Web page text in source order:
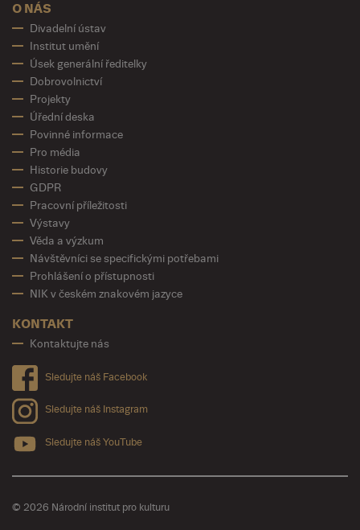
O NÁS
Divadelní ústav
Institut umění
Úsek generální ředitelky
Dobrovolnictví
Projekty
Úřední deska
Povinné informace
Pro média
Historie budovy
GDPR
Pracovní příležitosti
Výstavy
Věda a výzkum
Návštěvníci se specifickými potřebami
Prohlášení o přístupnosti
NIK v českém znakovém jazyce
KONTAKT
Kontaktujte nás
Sledujte náš Facebook
Sledujte náš Instagram
Sledujte náš YouTube
© 2026 Národní institut pro kulturu